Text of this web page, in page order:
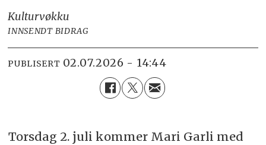
Kulturvøkku
INNSENDT BIDRAG
PUBLISERT 02.07.2026 - 14:44
Torsdag 2. juli kommer Mari Garli med